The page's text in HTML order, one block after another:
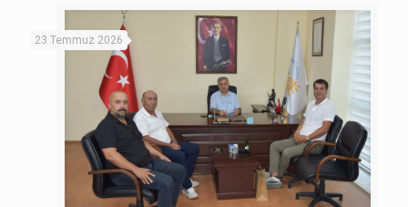
23 Temmuz 2026